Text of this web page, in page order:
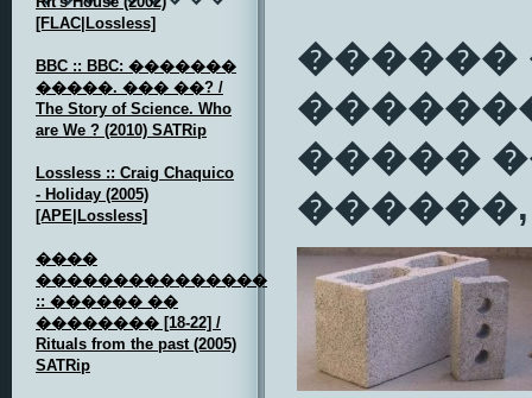
[FLAC|Lossless]
BBC :: BBC: �������
�����. ��� ��? /
The Story of Science. Who
are We ? (2010) SATRip
Lossless :: Craig Chaquico
- Holiday (2005)
[APE|Lossless]
����
���������������
:: ������ ��
�������� [18-22] /
Rituals from the past (2005)
SATRip
������
�����